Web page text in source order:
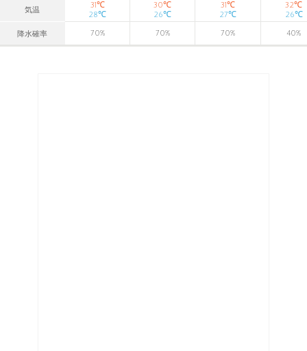
気温
31℃
28℃
30℃
26℃
31℃
27℃
32℃
26℃
降水確率 70% 70% 70% 40%